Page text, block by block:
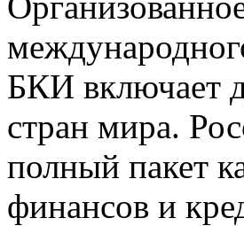
БКИ включает
стран мира.
полный пакет
финансов и